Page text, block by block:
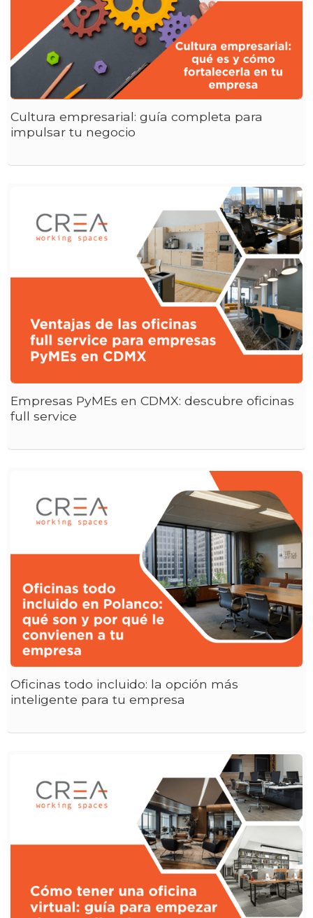
Cultura empresarial: guía completa para
impulsar tu negocio
Empresas PyMEs en CDMX: descubre oficinas
full service
Oficinas todo incluido: la opción más
inteligente para tu empresa